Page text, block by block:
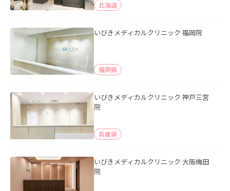
北海道
いびきメディカルクリニック 福岡院
福岡県
いびきメディカルクリニック 神戸三宮
院
兵庫県
いびきメディカルクリニック 大阪梅田
院